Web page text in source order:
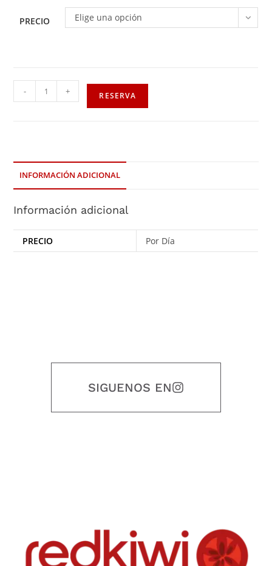
PRECIO Elige una opción
- + RESERVA
INFORMACIÓN ADICIONAL
Información adicional
PRECIO Por Día
SIGUENOS EN